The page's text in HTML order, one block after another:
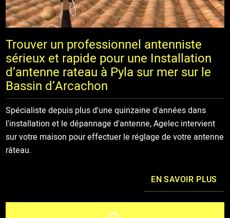
Trouver un professionnel antenniste
sérieux et rapide pour une Installation
d’antenne rateau à Pyla sur mer sur le
Bassin d’Arcachon
Spécialiste depuis plus d'une quinzaine d'années dans
l'installation et le dépannage d'antenne, Agelec intervient
sur votre maison pour effectuer le réglage de votre antenne
râteau.
EN SAVOIR PLUS